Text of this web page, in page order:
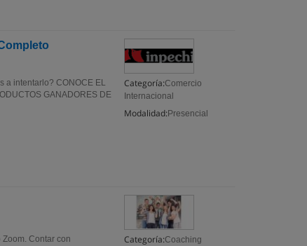
Categoría:Comercio
Internacional
Modalidad: Presencial
a intentarlo? CONOCE EL
GANADORES DE
Categoría:Coaching
Contar con